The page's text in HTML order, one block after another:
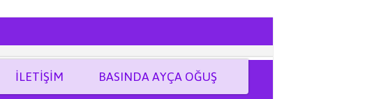
İLETİŞİM BASINDA AYÇA OĞUŞ